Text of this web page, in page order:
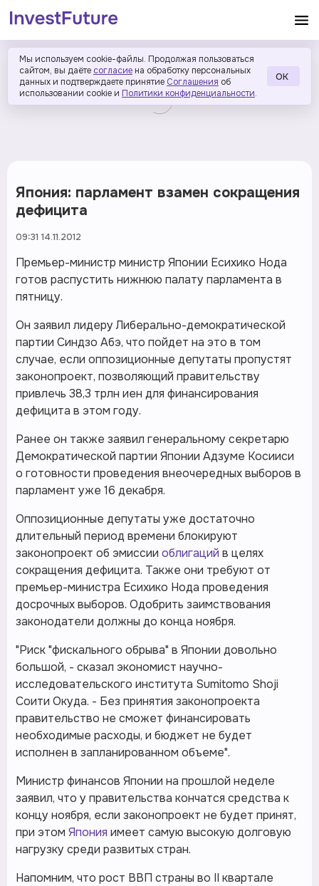
Мы используем cookie-файлы. Продолжая пользоваться
сайтом, вы даёте согласие на обработку персональных
данных и подтверждаете принятие Соглашения об
использовании cookie и Политики конфиденциальности.
ОК
Япония: парламент взамен сокращения
дефицита
09:31 14.11.2012
Премьер-министр министр Японии Есихико Нода
готов распустить нижнюю палату парламента в
пятницу.
Он заявил лидеру Либерально-демократической
партии Синдзо Абэ, что пойдет на это в том
случае, если оппозиционные депутаты пропустят
законопроект, позволяющий правительству
привлечь 38,3 трлн иен для финансирования
дефицита в этом году.
Ранее он также заявил генеральному секретарю
Демократической партии Японии Адзуме Косииси
о готовности проведения внеочередных выборов в
парламент уже 16 декабря.
Оппозиционные депутаты уже достаточно
длительный период времени блокируют
законопроект об эмиссии облигаций в целях
сокращения дефицита. Также они требуют от
премьер-министра Есихико Нода проведения
досрочных выборов. Одобрить заимствования
законодатели должны до конца ноября.
"Риск "фискального обрыва" в Японии довольно
большой, - сказал экономист научно-
исследовательского института Sumitomo Shoji
Соити Окуда. - Без принятия законопроекта
правительство не сможет финансировать
необходимые расходы, и бюджет не будет
исполнен в запланированном объеме".
Министр финансов Японии на прошлой неделе
заявил, что у правительства кончатся средства к
концу ноября, если законопроект не будет принят,
при этом Япония имеет самую высокую долговую
нагрузку среди развитых стран.
Напомним, что рост ВВП страны во II квартале